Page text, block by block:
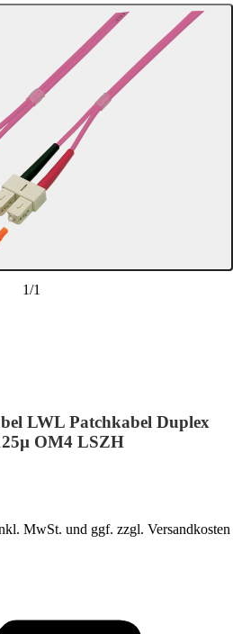
1/1
LWL Patchkabel Duplex
OM4 LSZH
MwSt. und ggf. zzgl. Versandkosten